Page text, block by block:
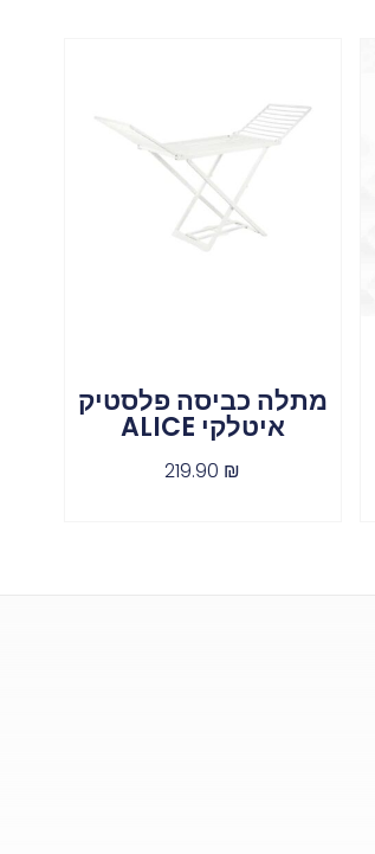
מתלה כביסה פלסטיק
איטלקי ALICE
219.90 ₪